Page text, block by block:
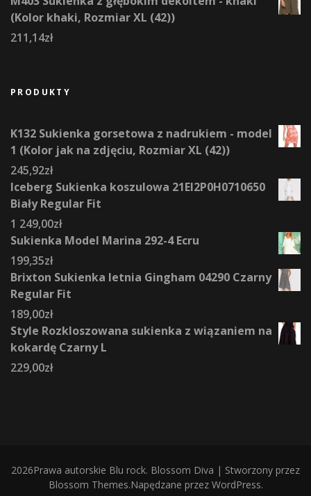
(Kolor khaki, Rozmiar XL (42))
211,14zł
PRODUKTY
K132 Sukienka gorsetowa z nadrukiem - model
1 (Kolor jak na zdjęciu, Rozmiar XL (42))
245,92zł
Iceberg Sukienka koszulowa 21EI2P0H0710650
Biały Regular Fit
1 249,00zł
Sukienka Model Marina 292-4 Ecru
199,35zł
Brixton Sukienka letnia Gingham 04290 Czarny
Regular Fit
189,00zł
Style Rozkloszowana sukienka z wiązaniem na
kokardę Czarny L
229,00zł
2026Prawa autorskie Blu rock. Blossom Diva | Stworzony przez
Blossom Themes.Napędzane przez WordPress.